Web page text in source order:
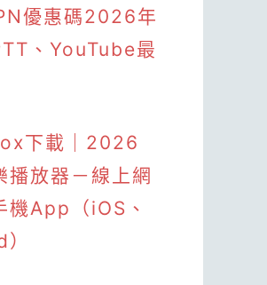
優惠碼2026年
、YouTube最
下載｜2026
播放器－線上網
機App（iOS、